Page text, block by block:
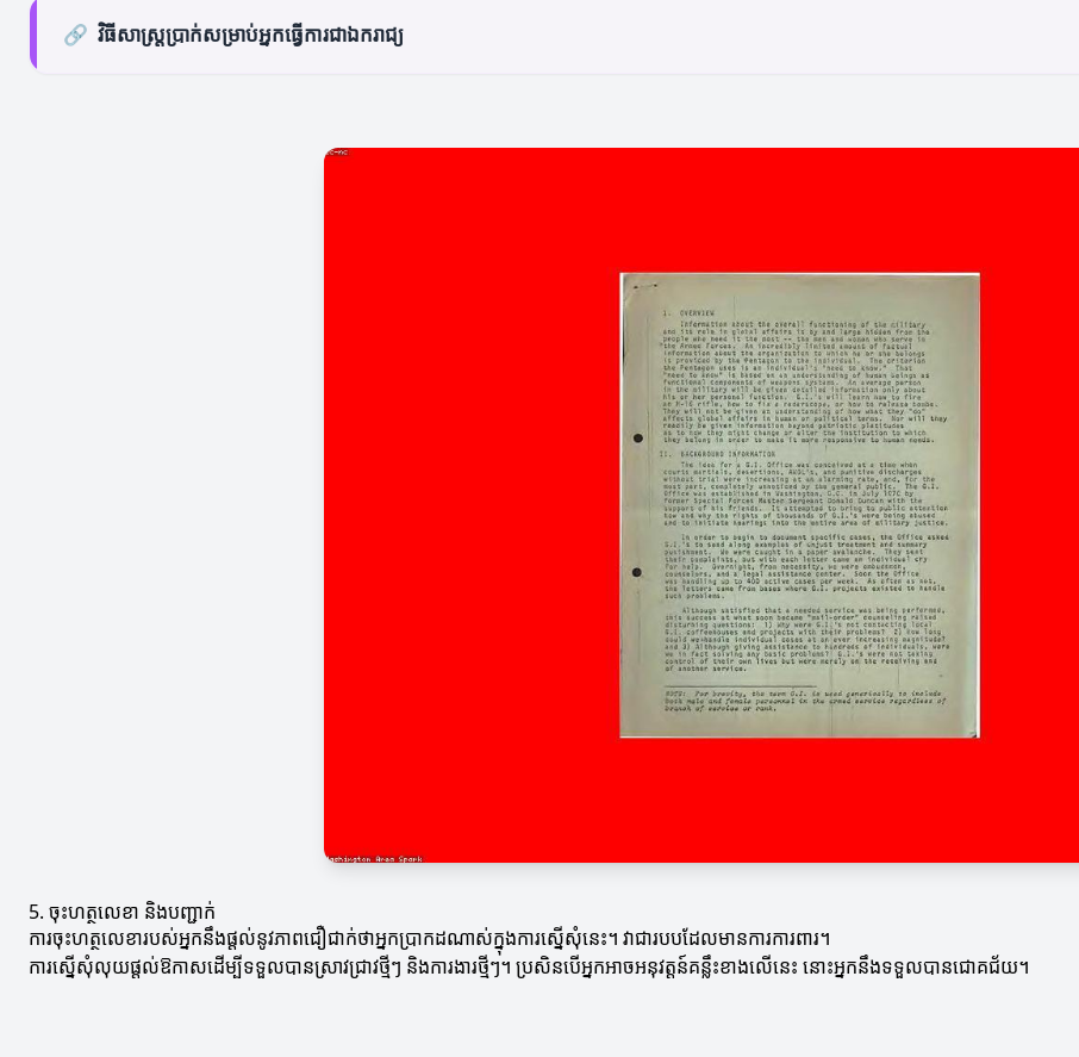
🔗 វិធីសាស្ត្រប្រាក់សម្រាប់អ្នកធ្វើការជាឯករាជ្យ
5. ចុះហត្ថលេខា និងបញ្ជាក់
ការចុះហត្ថលេខារបស់អ្នកនឹងផ្តល់នូវភាពជឿជាក់ថាអ្នកប្រាកដណាស់ក្នុងការស្នើសុំនេះ។ វាជារបបដែលមានការការពារ។
ការស្នើសុំលុយផ្តល់ឱកាសដើម្បីទទួលបានស្រាវជ្រាវថ្មីៗ និងការងារថ្មីៗ។ ប្រសិនបើអ្នកអាចអនុវត្តន៍គន្លឹះខាងលើនេះ នោះអ្នកនឹងទទួលបានជោគជ័យ។